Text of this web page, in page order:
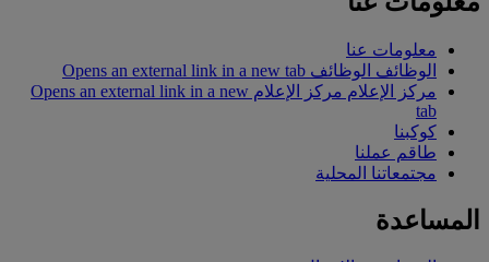
معلومات عنا
الوظائف الوظائف Opens an external link in a new tab
مركز الإعلام
مركز الإعلام Opens an external link in a new
tab
كوكبنا
طاقم عملنا
مجتمعاتنا المحلية
المساعدة